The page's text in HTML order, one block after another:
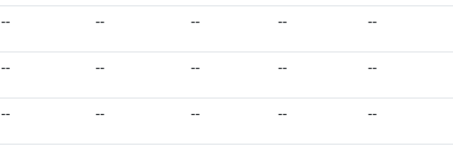
-- -- -- -- --
-- -- -- -- --
-- -- -- -- --